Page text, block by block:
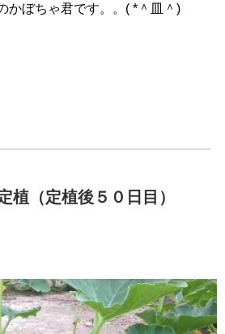
かぼちゃ君です。。( *＾皿＾)
（定植後５０日目）